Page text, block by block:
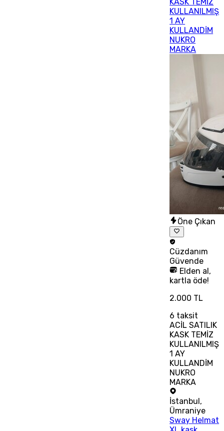
KULLANILMIŞ
1 AY
KULLANDİM
NUKRO
MARKA
Öne Çıkan
Cüzdanım
Güvende
Elden al,
kartla öde!
2.000 TL
6 taksit
ACİL SATILIK
KASK TEMİZ
KULLANILMIŞ
1 AY
KULLANDİM
NUKRO
MARKA
İstanbul ,
Ümraniye
Sway Helmat